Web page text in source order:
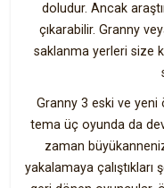
doludur. Ancak
çıkarabilir. Granny
saklanma yerleri size
Granny 3 eski ve yeni
tema üç oyunda da
zaman
yakalamaya